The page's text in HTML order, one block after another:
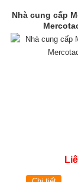
Nhà cung cấp